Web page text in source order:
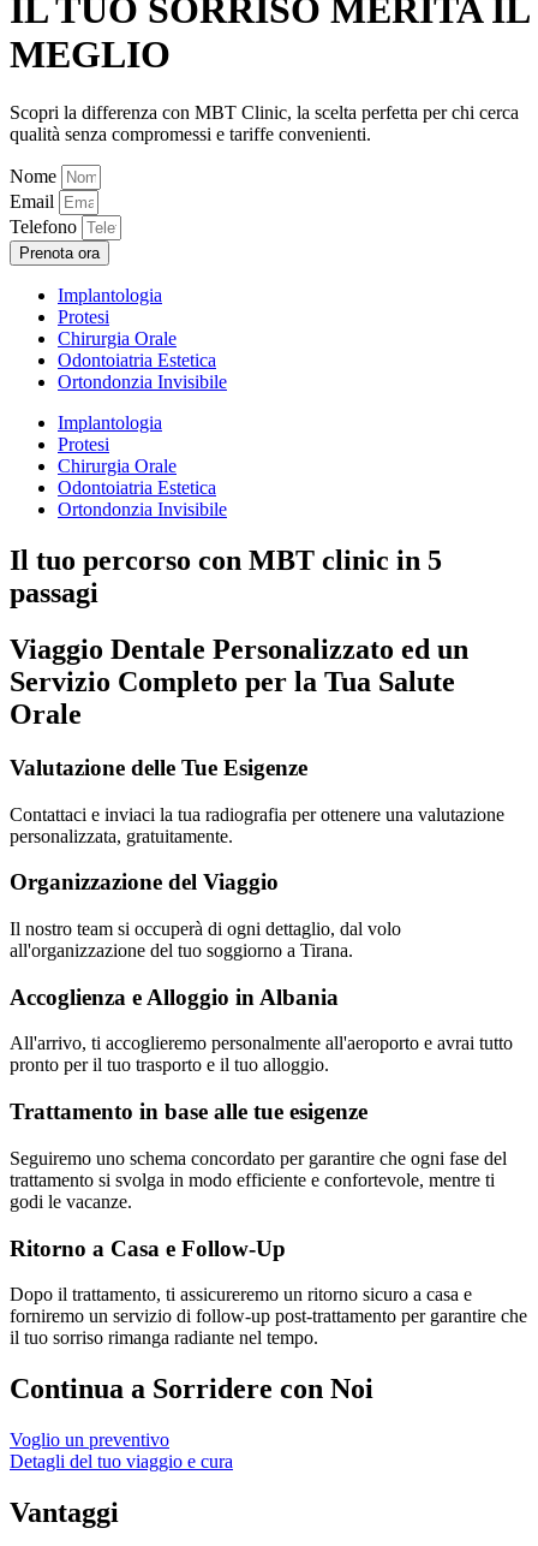
IL TUO SORRISO MERITA IL
MEGLIO
Scopri la differenza con MBT Clinic, la scelta perfetta per chi cerca
qualità senza compromessi e tariffe convenienti.
Nome
Email
Telefono
Prenota ora
Implantologia
Protesi
Chirurgia Orale
Odontoiatria Estetica
Ortondonzia Invisibile
Implantologia
Protesi
Chirurgia Orale
Odontoiatria Estetica
Ortondonzia Invisibile
Il tuo percorso con MBT clinic in 5
passagi
Viaggio Dentale Personalizzato ed un
Servizio Completo per la Tua Salute
Orale
Valutazione delle Tue Esigenze
Contattaci e inviaci la tua radiografia per ottenere una valutazione
personalizzata, gratuitamente.
Organizzazione del Viaggio
Il nostro team si occuperà di ogni dettaglio, dal volo
all'organizzazione del tuo soggiorno a Tirana.
Accoglienza e Alloggio in Albania
All'arrivo, ti accoglieremo personalmente all'aeroporto e avrai tutto
pronto per il tuo trasporto e il tuo alloggio.
Trattamento in base alle tue esigenze
Seguiremo uno schema concordato per garantire che ogni fase del
trattamento si svolga in modo efficiente e confortevole, mentre ti
godi le vacanze.
Ritorno a Casa e Follow-Up
Dopo il trattamento, ti assicureremo un ritorno sicuro a casa e
forniremo un servizio di follow-up post-trattamento per garantire che
il tuo sorriso rimanga radiante nel tempo.
Continua a Sorridere con Noi
Voglio un preventivo
Detagli del tuo viaggio e cura
Vantaggi